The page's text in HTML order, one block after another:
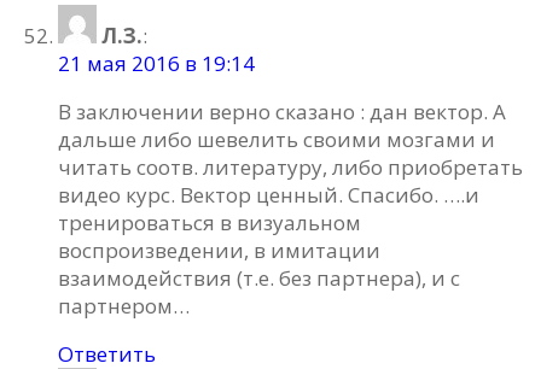
Л.З.:
21 мая 2016 в 19:14
В заключении верно сказано : дан вектор. А
дальше либо шевелить своими мозгами и
читать соотв. литературу, либо приобретать
видео курс. Вектор ценный. Спасибо. ….и
тренироваться в визуальном
воспроизведении, в имитации
взаимодействия (т.е. без партнера), и с
партнером…
Ответить